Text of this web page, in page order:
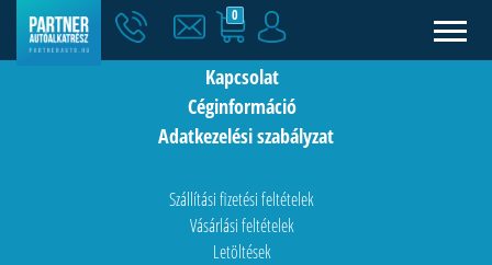
0
Hírek
Kapcsolat
Céginformáció
Adatkezelési szabályzat
Szállítási fizetési feltételek
Vásárlási feltételek
Letöltések